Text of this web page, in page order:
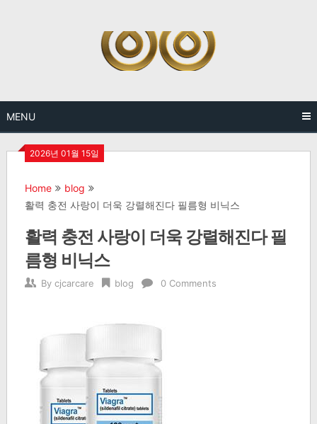
MENU
2026년 01월 15일
Home
blog
활력 충전 사랑이 더욱 강렬해진다 필름형 비닉스
활력 충전 사랑이 더욱 강렬해진다 필
름형 비닉스
By cjcarcare blog 0 Comments